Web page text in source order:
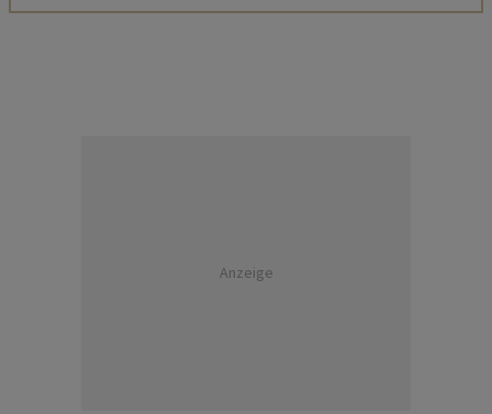
Anzeige